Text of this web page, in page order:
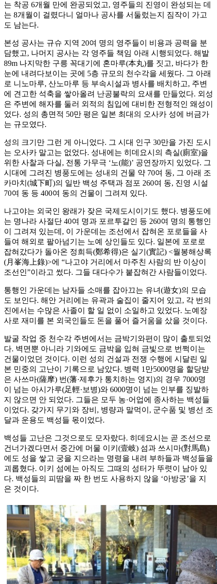
는 착공 6개월 만에 완공되었고, 영주들의 진영이 완성되는 데
는 8개월이 걸렸다니 얼마나 공사를 서둘렀는지 짐작이 가고
도 남는다.
본성 공사는 규슈 지역 20여 명의 영주들이 비용과 공력을 분
담했고, 나머지 공사는 각 영주들 책임 아래 시행되었다. 해발
89m 나지막한 구릉 꼭대기에 혼마루(本丸)를 짓고, 바다가 한
눈에 내려다보이는 곳에 5층 규모의 천수각을 세웠다. 그 아래
로 니노마루, 산노마루 등 부속시설과 병사를 배치하고, 주변
에 견고한 석축을 쌓아올려 난공불락의 요새를 만들었다. 외성
은 주변에 해자를 둘러 외적의 침입에 대비한 전형적인 왜성이
었다. 성의 총면적 50만 평은 일본 최대의 오사카 성에 버금가
는 규모였다.
성의 크기만 그런 게 아니었다. 그 시대 인구 30만을 가진 도시
는 오사카 말고는 없었다. 성내에는 히데요시의 측실(廁室)을
위한 사찰과 다실, 전통 가무극 ‘노(能)’ 공연장까지 있었다. 그
시대에 그려진 병풍도에는 성내의 건물 약 70여 동, 그 아래 조
카마치(城下町)의 일반 백성 주택과 점포 260여 동, 진영 시설
70여 동 등 400여 동의 건물이 그려져 있다.
나고야는 외국인 왕래가 잦은 국제도시이기도 했다. 병풍도에
는 명나라 사절단 40여 명과 포르투갈인 등 260여 명의 통행인
이 그려져 있는데, 이 가운데는 조선에서 잡혀온 포로들을 사
들여 해외로 팔아넘기는 노예 상인들도 있다. 일본에 포로로
잡혀갔다가 돌아온 정희득(鄭希得)은 실기(實記) <월봉해상록
(月峯海上錄)>에 “나고야 거리에서 마주친 사람의 반 이상이
조선인”이라고 썼다. 그들 대다수가 붙잡혀간 사람들이었다.
통행인 가운데는 남자들 소매를 잡아끄는 유녀(遊女)의 모습
도 보인다. 해안 거리에는 유곽과 술집이 줄지어 있고, 각 번의
진에서는 수많은 사졸이 할 일 없이 소일하고 있었다. 노예장
사로 재미를 본 외국인들도 돈을 풀어 즐거움을 샀을 것이다.
발굴 작업 중 천수각 주변에서는 금박기와편이 많이 출토되었
다. 벽면뿐 아니라 기와에도 금박을 입혀 금빛으로 번쩍이는
건물이었던 것이다. 이런 성의 건설과 전쟁 수행에 시달린 일
본 민중의 고난이 기록으로 남았다. 병력 1만5000명을 할당받
은 사쓰마(薩摩) 번(藩·제후가 통치하는 영지)의 경우 7000명
이 넘는 아시가루(足輕·보병)와 6000명이 넘는 인부를 징발하
지 않으면 안 되었다. 그들은 모두 농·어업에 종사하는 백성들
이었다. 갖가지 무기와 장비, 병량과 말먹이, 군수품 및 병선 조
달과 운용도 백성들 몫이었다.
백성들 고난은 그것으로도 모자랐다. 히데요시는 곧 조선으로
건너가겠다면서 중간에 머물 이키(壹岐) 섬과 쓰시마(對馬島)
에도 성을 쌓고 궁을 지으라는 명령을 내려 부하들과 백성들을
괴롭혔다. 이키 섬에는 아직도 그때의 성터가 뚜렷이 남아 있
다. 백성들의 피땀을 짜 한 번도 사용하지 않을 ‘아방궁’을 지
은 것이다.